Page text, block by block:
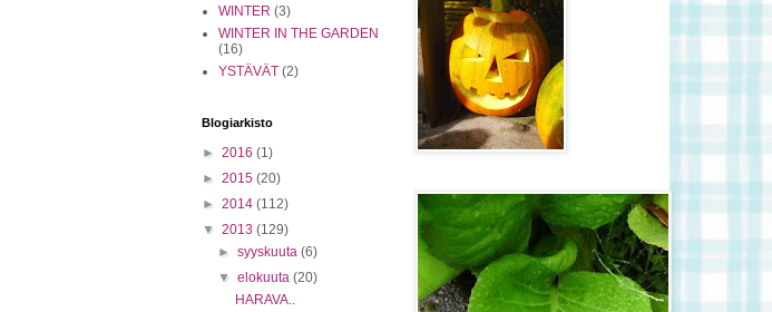
WINTER (3)
WINTER IN THE GARDEN
(16)
YSTÄVÄT (2)
Blogiarkisto
► 2016 (1)
► 2015 (20)
► 2014 (112)
▼ 2013 (129)
►syyskuuta(6)
▼elokuuta(20)
HARAVA..